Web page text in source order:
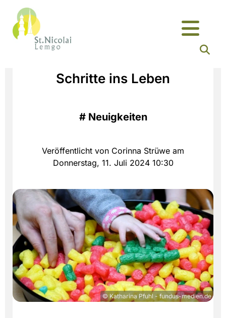
Schritte ins Leben
# Neuigkeiten
Veröffentlicht von Corinna Strüwe am
Donnerstag, 11. Juli 2024 10:30
© Katharina Pfuhl - fundus-medien.de